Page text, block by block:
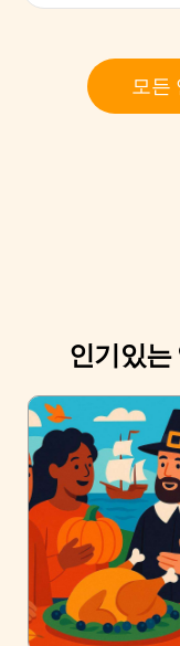
모든
인기있는